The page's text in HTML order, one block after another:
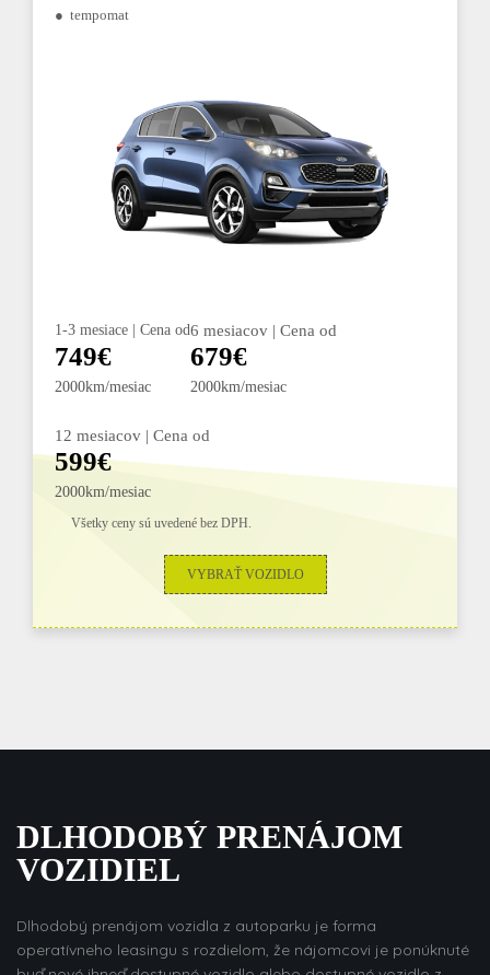
● tempomat
1-3 mesiace | Cena od
749€
2000km/mesiac
6 mesiacov | Cena od
679€
2000km/mesiac
12 mesiacov | Cena od
599€
2000km/mesiac
Všetky ceny sú uvedené bez DPH.
VYBRAŤ VOZIDLO
DLHODOBÝ PRENÁJOM
VOZIDIEL
Dlhodobý prenájom vozidla z autoparku je forma
operatívneho leasingu s rozdielom, že nájomcovi je ponúknuté